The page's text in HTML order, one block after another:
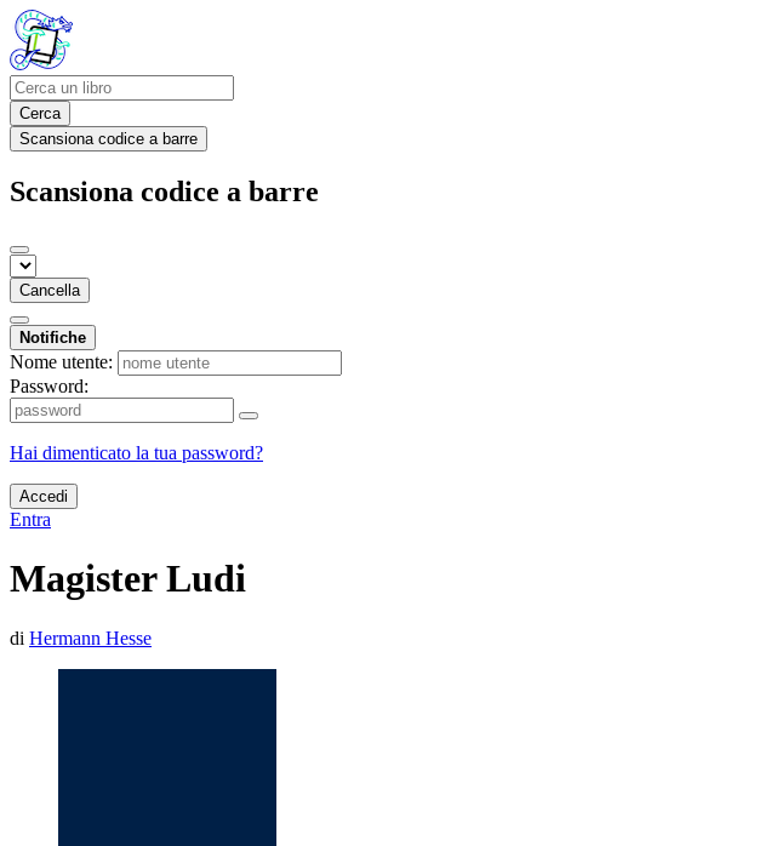
Cerca
Scansiona codice a barre
Scansiona codice a barre
Cancella
Notifiche
Nome utente:
Password:
Hai dimenticato la tua password?
Accedi
Entra
Magister Ludi
di Hermann Hesse